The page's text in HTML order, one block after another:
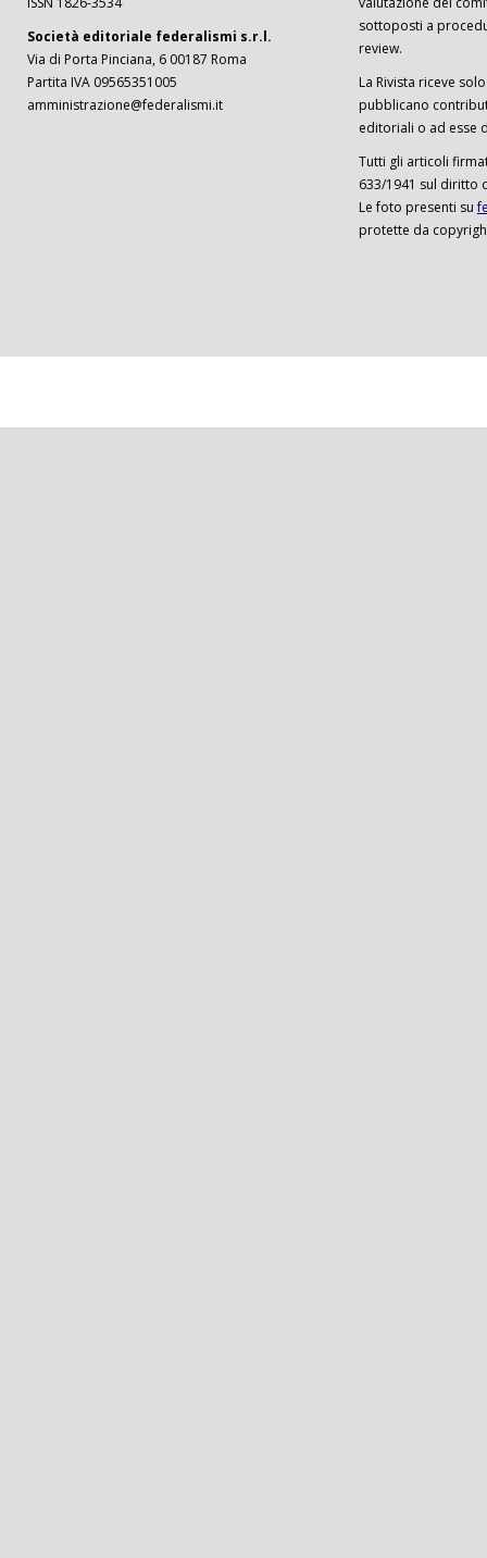
Società editoriale federalismi s.r.l.
Via di Porta Pinciana, 6 00187 Roma
Partita IVA 09565351005
amministrazione@federalismi.it
sottoposti a
review.
La Rivista riceve
pubblicano
editoriali o ad esse
Tutti gli articoli
633/1941 sul diritto
Le foto presenti su
protette da